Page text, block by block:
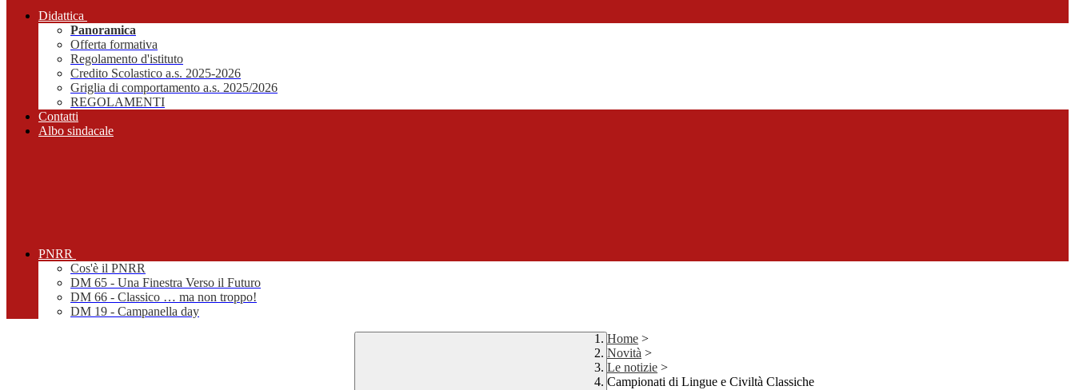
Didattica
Panoramica
Offerta formativa
Regolamento d'istituto
Credito Scolastico a.s. 2025-2026
Griglia di comportamento a.s. 2025/2026
REGOLAMENTI
Contatti
Albo sindacale
PNRR
Cos'è il PNRR
DM 65 - Una Finestra Verso il Futuro
DM 66 - Classico … ma non troppo!
DM 19 - Campanella day
Home >
Novità >
Le notizie >
Campionati di Lingue e Civiltà Classiche